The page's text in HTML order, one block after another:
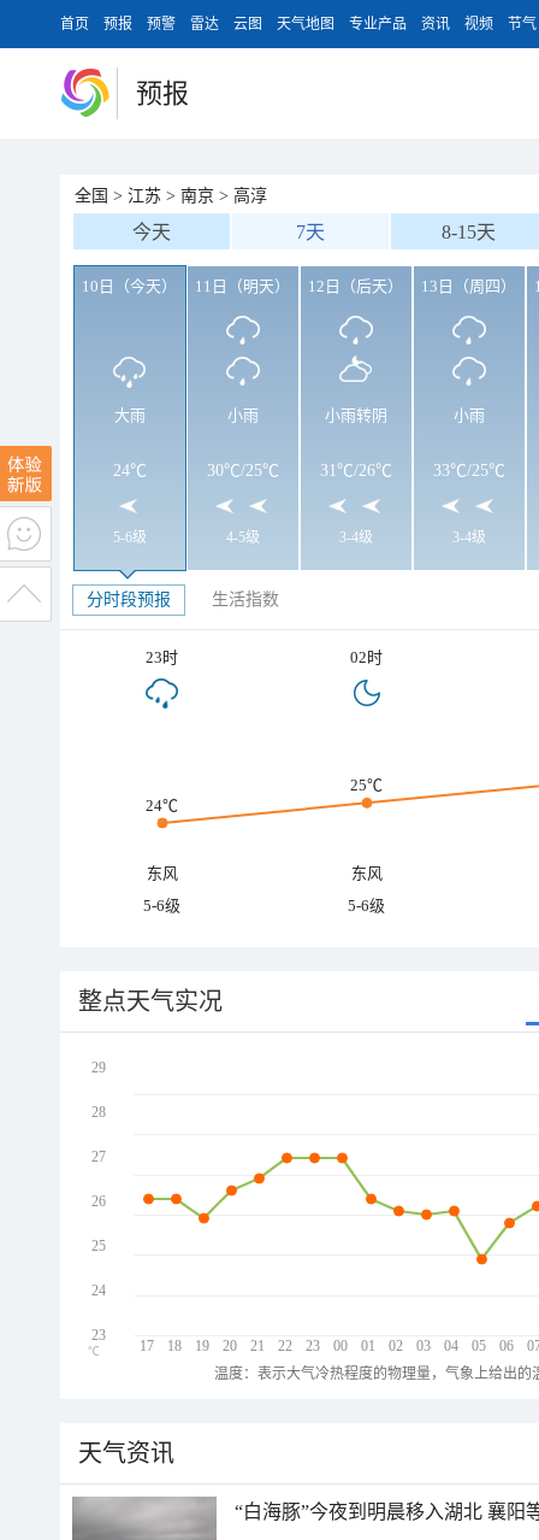
首页 预报 预警 雷达 云图 天气地图 专业产品 资讯 视频 节气
预报
全国 > 江苏 > 南京 > 高淳
今天 7天 8-15天
10日（今天）
大雨
24℃
5-6级
11日（明天）
小雨
30℃/25℃
4-5级
12日（后天）
小雨转阴
31℃/26℃
3-4级
13日（周四）
小雨
33℃/25℃
3-4级
分时段预报 生活指数
23时 02时
24℃
25℃
东风
东风
5-6级
5-6级
整点天气实况
17 18 19 20 21 22 23 00 01 02 03 04 05 06
29
28
27
26
25
24
23
℃
温度：表示大气冷热程度的物理量，气象上给出
天气资讯
“白海豚”今夜到明晨移入湖北 襄阳